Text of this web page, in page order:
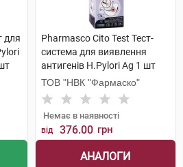
для
Pharmasco Cito Test Тест-
система для виявлення
антигенів Н.Pylori Ag 1 шт
ТОВ "НВК "Фармаско"
Немає в наявності
від 376.00 грн
АНАЛОГИ